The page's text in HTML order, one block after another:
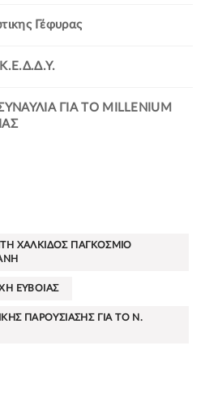
Γέφυρας
ΓΙΑ ΤΟ MILLENIUM
ΧΑΛΚΙΔΟΣ ΠΑΓΚΟΣΜΙΟ
ΕΥΒΟΙΑΣ
ΠΑΡΟΥΣΙΑΣΗΣ ΓΙΑ ΤΟ Ν.